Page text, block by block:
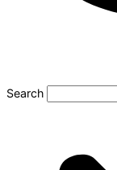
Search